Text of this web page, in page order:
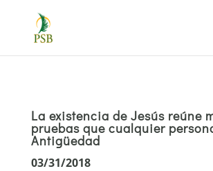
La existencia de Jesús reúne
pruebas que cualquier
Antigüedad
03/31/2018